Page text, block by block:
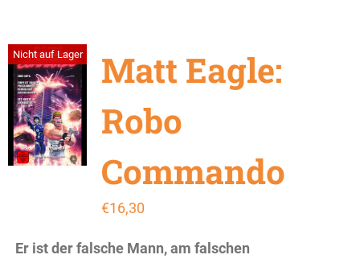
Nicht auf Lager
Matt Eagle:
Robo
Commando
€16,30
Er ist der falsche Mann, am falschen